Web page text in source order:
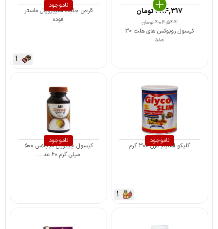
کپسول زوبوکس های هلث 30
عدد
404,544تومان
384,317تومان
ناموجود
قرص جلبک اسپیرویال ماستر
فوده
1
ناموجود
گلیکو اسلیم کارن 300 گرم
1
ناموجود
کپسول چیتوزان ام پلاس 500
میلی گرم 60 عد ...